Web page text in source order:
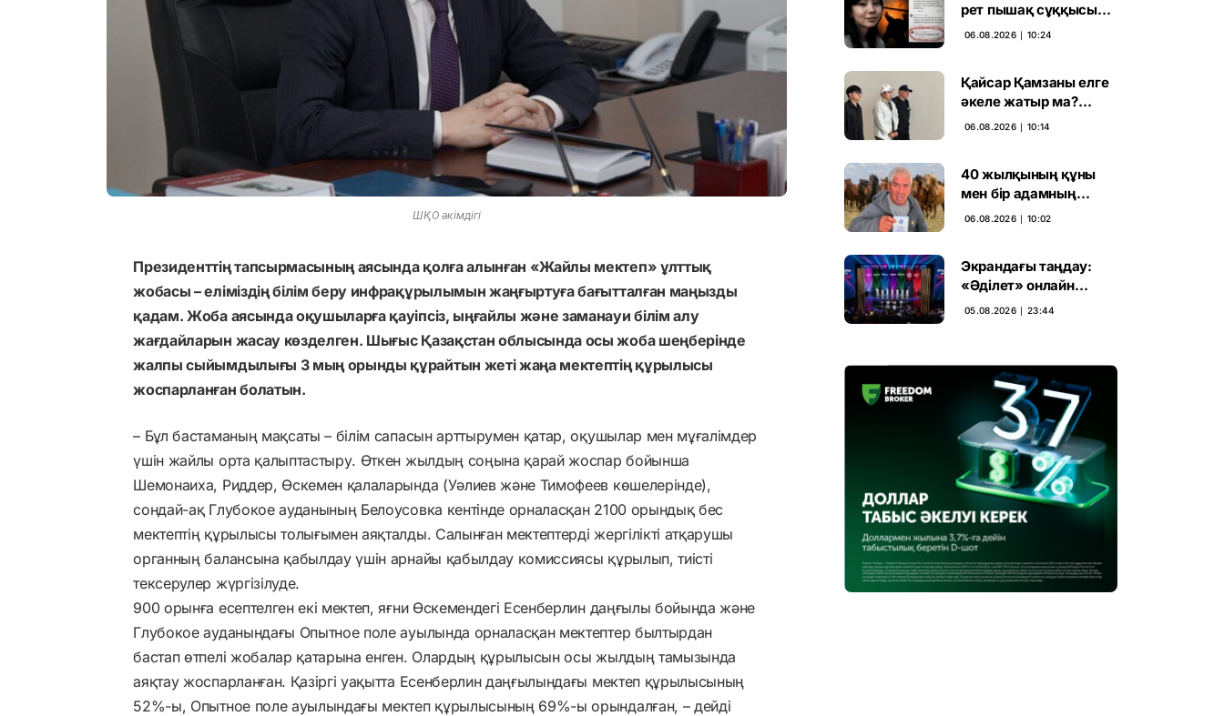
ШҚО әкімдігі
Президенттің тапсырмасының аясында қолға алынған «Жайлы мектеп» ұлттық
жобасы – еліміздің білім беру инфрақұрылымын жаңғыртуға бағытталған маңызды
қадам. Жоба аясында оқушыларға қауіпсіз, ыңғайлы және заманауи білім алу
жағдайларын жасау көзделген. Шығыс Қазақстан облысында осы жоба шеңберінде
жалпы сыйымдылығы 3 мың орынды құрайтын жеті жаңа мектептің құрылысы
жоспарланған болатын.
– Бұл бастаманың мақсаты – білім сапасын арттырумен қатар, оқушылар мен мұғалімдер
үшін жайлы орта қалыптастыру. Өткен жылдың соңына қарай жоспар бойынша
Шемонаиха, Риддер, Өскемен қалаларында (Уәлиев және Тимофеев көшелерінде),
сондай-ақ Глубокое ауданының Белоусовка кентінде орналасқан 2100 орындық бес
мектептің құрылысы толығымен аяқталды. Салынған мектептерді жергілікті атқарушы
органның балансына қабылдау үшін арнайы қабылдау комиссиясы құрылып, тиісті
тексерулер жүргізілуде.
900 орынға есептелген екі мектеп, яғни Өскемендегі Есенберлин даңғылы бойында және
Глубокое ауданындағы Опытное поле ауылында орналасқан мектептер былтырдан
бастап өтпелі жобалар қатарына енген. Олардың құрылысын осы жылдың тамызында
аяқтау жоспарланған. Қазіргі уақытта Есенберлин даңғылындағы мектеп құрылысының
52%-ы, Опытное поле ауылындағы мектеп құрылысының 69%-ы орындалған, – дейді
рет пышақ сұққысы
келгенін жазған адам
06.08.2026 ∣ 10:24
Қайсар Қамзаны елге
әкеле жатыр ма?
Атышулы Блогер
06.08.2026 ∣ 10:14
40 жылқының құны
мен бір адамның
тағдыры: апелляция 7
06.08.2026 ∣ 10:02
Экрандағы таңдау:
«Әділет» онлайн
дауыс беруде алға
05.08.2026 ∣ 23:44